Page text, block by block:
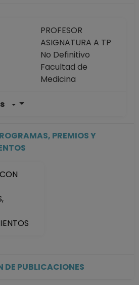
PROFESOR
ASIGNATURA A TP
No Definitivo
Facultad de
Medicina
Facultad de
hasta 15-09-2017
PREMIOS Y
DE PUBLICACIONES